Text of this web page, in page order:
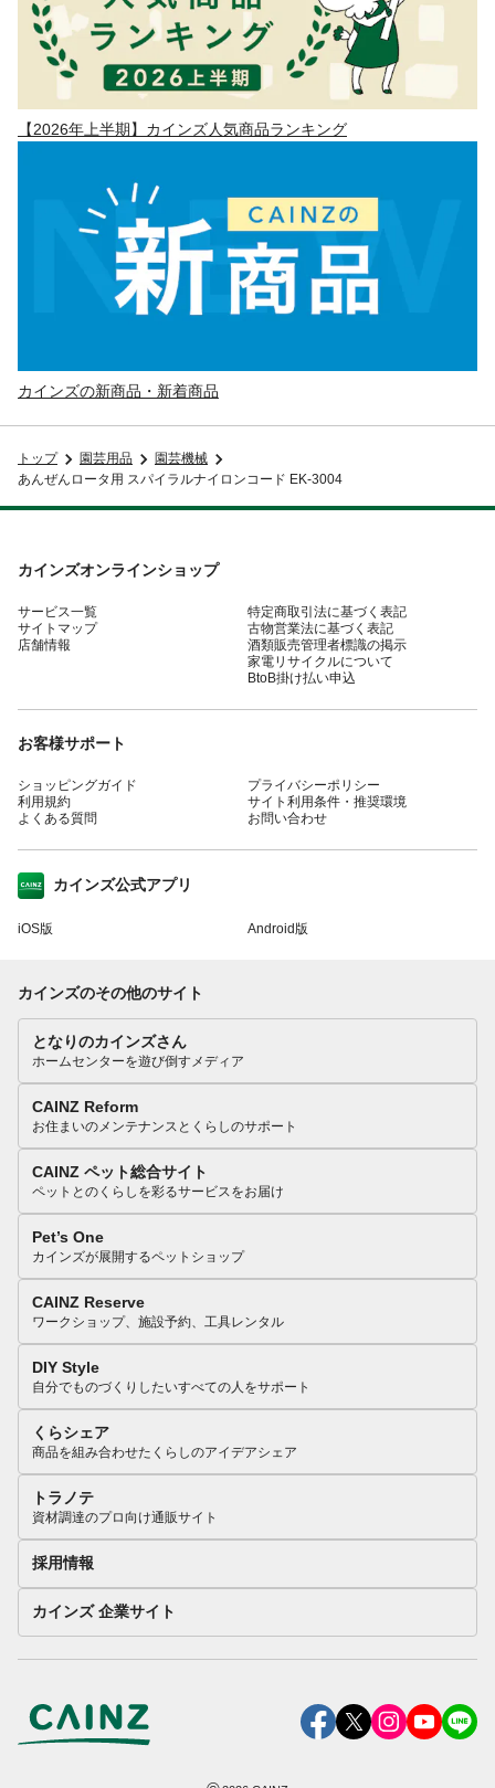
【2026年上半期】カインズ人気商品ランキング
カインズの新商品・新着商品
トップ 園芸用品
園芸機械
あんぜんロータ用 スパイラルナイロンコード EK-3004
カインズオンラインショップ
サービス一覧
サイトマップ
店舗情報
特定商取引法に基づく表記
古物営業法に基づく表記
酒類販売管理者標識の掲示
家電リサイクルについて
BtoB掛け払い申込
お客様サポート
ショッピングガイド
利用規約
よくある質問
プライバシーポリシー
サイト利用条件・推奨環境
お問い合わせ
カインズ公式アプリ
iOS版 Android版
カインズのその他のサイト
となりのカインズさん
ホームセンターを遊び倒すメディア
CAINZ Reform
お住まいのメンテナンスとくらしのサポート
CAINZ ペット総合サイト
ペットとのくらしを彩るサービスをお届け
Pet’s One
カインズが展開するペットショップ
CAINZ Reserve
ワークショップ、施設予約、工具レンタル
DIY Style
自分でものづくりしたいすべての人をサポート
くらシェア
商品を組み合わせたくらしのアイデアシェア
トラノテ
資材調達のプロ向け通販サイト
採用情報
カインズ 企業サイト